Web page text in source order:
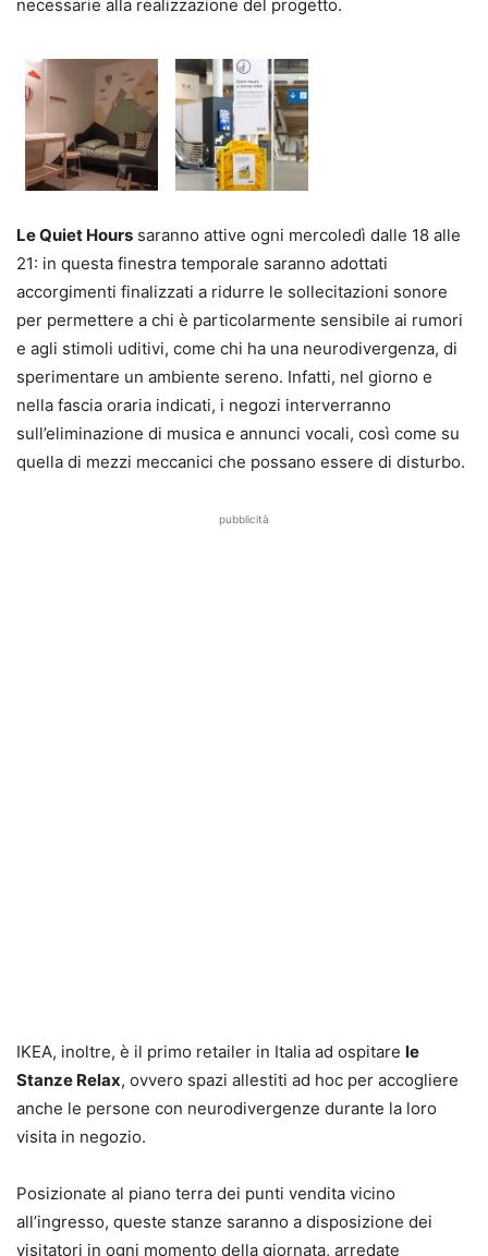
necessarie alla realizzazione del progetto.
Le Quiet Hours saranno attive ogni mercoledì dalle 18 alle
21: in questa finestra temporale saranno adottati
accorgimenti finalizzati a ridurre le sollecitazioni sonore
per permettere a chi è particolarmente sensibile ai rumori
e agli stimoli uditivi, come chi ha una neurodivergenza, di
sperimentare un ambiente sereno. Infatti, nel giorno e
nella fascia oraria indicati, i negozi interverranno
sull’eliminazione di musica e annunci vocali, così come su
quella di mezzi meccanici che possano essere di disturbo.
pubblicità
IKEA, inoltre, è il primo retailer in Italia ad ospitare le
Stanze Relax, ovvero spazi allestiti ad hoc per accogliere
anche le persone con neurodivergenze durante la loro
visita in negozio.
Posizionate al piano terra dei punti vendita vicino
all’ingresso, queste stanze saranno a disposizione dei
visitatori in ogni momento della giornata, arredate